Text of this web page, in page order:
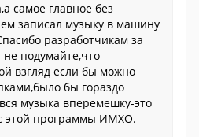
самое главное без
записал музыку в машину
разработчикам за
не подумайте,что
взгляд если бы можно
бы гораздо
музыка вперемешку-это
этой программы ИМХО.